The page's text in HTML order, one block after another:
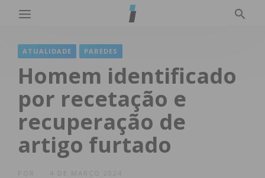
ATUALIDADE PAREDES
Homem identificado
por recetação e
recuperação de
artigo furtado
4 DE MARÇO 2024